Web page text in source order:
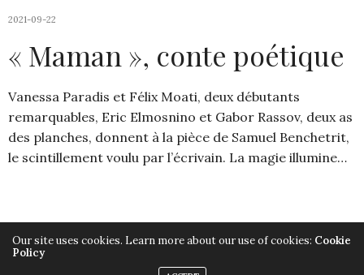
2021-09-22
« Maman », conte poétique
Vanessa Paradis et Félix Moati, deux débutants
remarquables, Eric Elmosnino et Gabor Rassov, deux as
des planches, donnent à la pièce de Samuel Benchetrit,
le scintillement voulu par l’écrivain. La magie illumine…
Our site uses cookies. Learn more about our use of cookies: Cookie
Policy